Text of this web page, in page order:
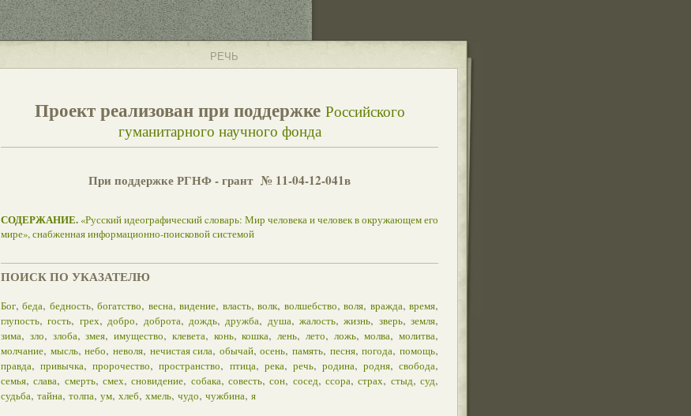
РЕЧЬ
Проект реализован при поддержке Российского
гуманитарного научного фонда
При поддержке РГНФ - грант № 11-04-12-041в
СОДЕРЖАНИЕ. «Русский идеографический cловарь: Мир человека и человек в окружающем его
мире», снабженная информационно-поисковой системой
ПОИСК ПО УКАЗАТЕЛЮ
Бог,беда, бедность,богатство, весна,видение, власть,волк, волшебство,воля, вражда,время,
глупость,гость, грех,добро, доброта, дождь,дружба, душа, жалость,жизнь, зверь,земля,
зима, зло, злоба,змея, имущество, клевета, конь,кошка, лень, лето, ложь,молва, молитва,
молчание, мысль,небо, неволя, нечистая сила, обычай,осень,память, песня,погода,помощь,
правда,привычка,пророчество,пространство, птица, река, речь, родина, родня,свобода,
семья,слава, смерть,смех,сновидение, собака,совесть,сон, сосед,ссора,страх, стыд,суд,
судьба, тайна, толпа, ум, хлеб, хмель, чудо, чужбина, я